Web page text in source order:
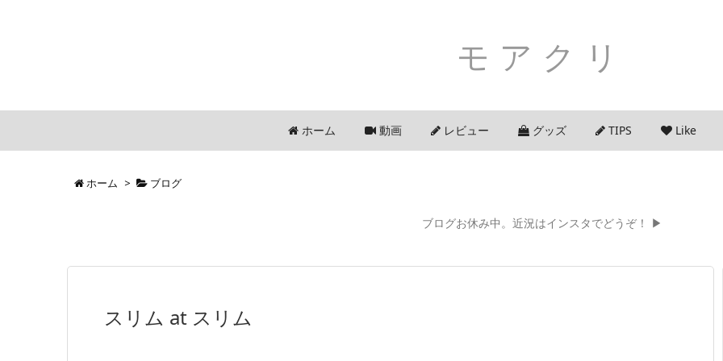
モアクリ
ホーム 動画 レビュー グッズ TIPS Like
ホーム > ブログ
ブログお休み中。近況はインスタでどうぞ！ ▶
スリム at スリム